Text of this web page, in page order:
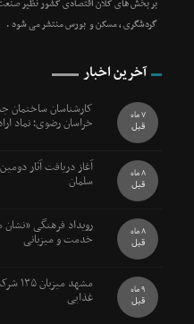
بر بخش های کلان اقتصادی کشور نظیر صنعت
گردشگری ، مسکن و بورس منتشر می شود .
آخرین اخبار
کارشناسان ساختمان
خراسان رضوی؛ نماد 7 ماه
قبل
آغاز دریافت آثار
سلمان 8 ماه
قبل
رویداد فرهنگی
خدمت و میزبانی 8 ماه
قبل
غذایی 9 ماه
قبل